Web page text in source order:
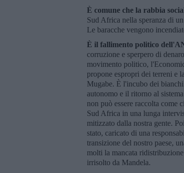
È comune che la rabbia
Sud Africa nella speranza di
Le baracche vengono
È il fallimento politico
corruzione e sperpero di
movimento politico,
propone espropri dei terreni e
Mugabe. È l'incubo dei
autonomo e il ritorno al
non può essere raccolta
Sud Africa in una lunga
mitizzato dalla nostra gente.
stato, caricato di una
transizione del nostro paese,
molti la mancata
irrisolto da Mandela.